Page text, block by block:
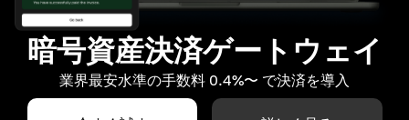
暗号資産決済ゲートウェイ
業界最安水準の手数料 0.4%〜 で決済を導入